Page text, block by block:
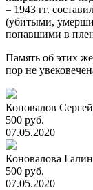
– 1943 гг.
(убитыми,
попавшими в
Память об этих
пор не
Коновалов
500 руб.
07.05.2020
Коновалова
500 руб.
07.05.2020